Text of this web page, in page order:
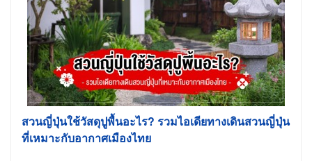
สวนญี่ปุ่นใช้วัสดุปูพื้นอะไร? รวมไอเดียทางเดินสวนญี่ปุ่น
ที่เหมาะกับอากาศเมืองไทย